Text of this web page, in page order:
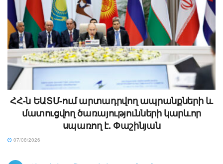
ՀՀ-ն ԵԱՏՄ-ում արտադրվող ապրանքների և
մատուցվող ծառայությունների կարևոր
սպառող է. Փաշինյան
07/08/2026